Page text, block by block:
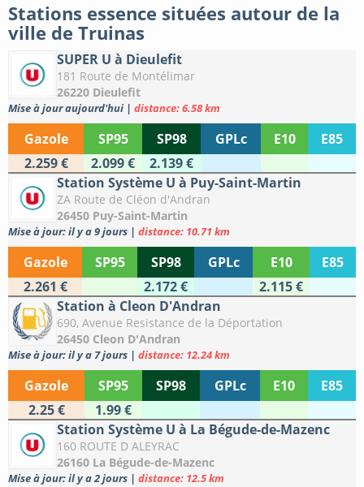
Stations essence situées autour de la
ville de Truinas
SUPER U à Dieulefit
181 Route de Montélimar
26220 Dieulefit
Mise à jour aujourd'hui | distance: 6.58 km
Gazole SP95 SP98 GPLc E10
E85
2.259 €
2.099 €
2.139 €
Station Système U à Puy-Saint-Martin
ZA Route de Cléon d'Andran
26450 Puy-Saint-Martin
Mise à jour: il y a 9 jours | distance: 10.71 km
Gazole SP95 SP98 GPLc E10
E85
2.261 €
2.172 €
2.115 €
Station à Cleon D'Andran
690, Avenue Resistance de la Déportation
26450 Cleon D'Andran
Mise à jour: il y a 7 jours | distance: 12.24 km
Gazole SP95 SP98 GPLc E10
E85
2.25 €
1.99 €
Station Système U à La Bégude-de-Mazenc
160 ROUTE D ALEYRAC
26160 La Bégude-de-Mazenc
Mise à jour: il y a 2 jours | distance: 12.5 km